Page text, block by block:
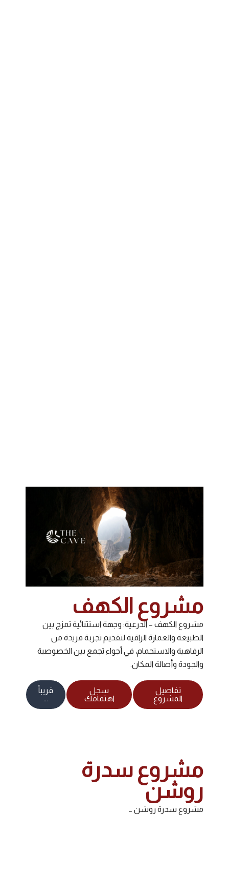
مشروع الكهف
مشروع الكهف – الدرعية: وجهة استثنائية تمزج بين
الطبيعة والعمارة الراقية لتقديم تجربة فريدة من
الرفاهية والاستجمام، في أجواء تجمع بين الخصوصية
والجودة وأصالة المكان.
تفاصيل
المشروع
سجل
اهتمامك
قريباً
...
مشروع سدرة
روشن
مشروع سدرة روشن …